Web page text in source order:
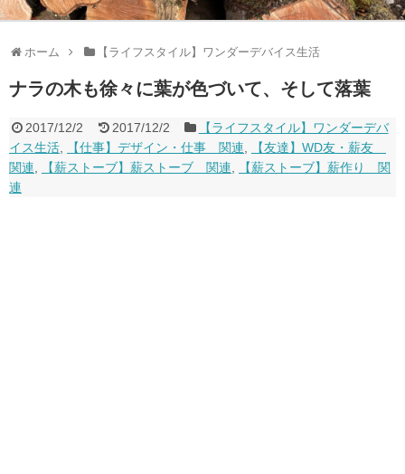
ホーム 【ライフスタイル】ワンダーデバイス生活
ナラの木も徐々に葉が色づいて、そして落葉
2017/12/2 2017/12/2
【ライフスタイル】ワンダーデバ
イス生活
【仕事】デザイン・仕事 関連
【友達】WD友・薪友
関連
【薪ストーブ】薪ストーブ 関連
【薪ストーブ】薪作り 関
連